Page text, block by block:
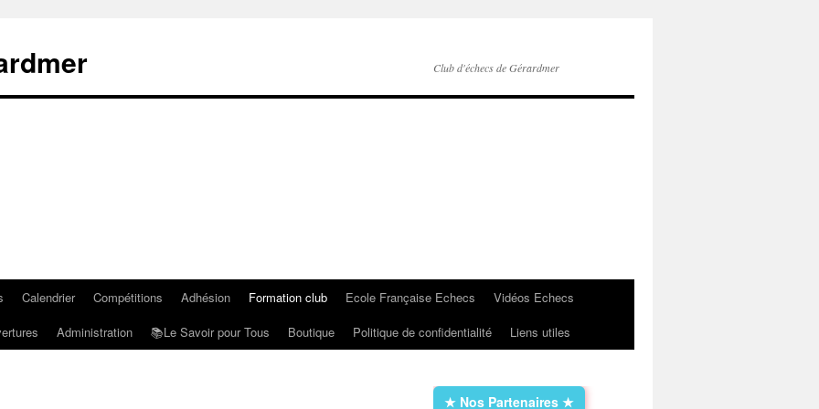
Club d'échecs de Gérardmer
Calendrier Compétitions Adhésion Formation club Ecole Française Echecs
Vidéos Echecs
Administration 📚Le Savoir pour Tous Boutique Politique de confidentialité Liens utiles
★ Nos Partenaires ★